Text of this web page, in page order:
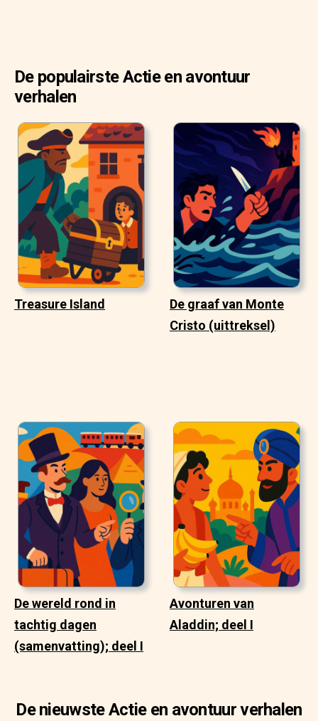
De populairste Actie en avontuur
verhalen
Treasure Island
De graaf van Monte
Cristo (uittreksel)
De wereld rond in
tachtig dagen
(samenvatting); deel I
Avonturen van
Aladdin; deel I
De nieuwste Actie en avontuur verhalen